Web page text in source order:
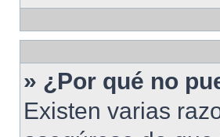
» ¿Por qué no
Existen varias